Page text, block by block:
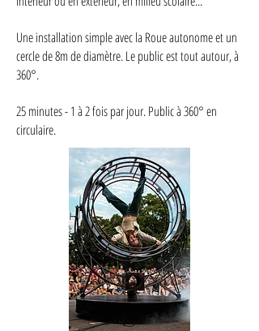
Une installation simple avec la Roue autonome et un
cercle de 8m de diamètre. Le public est tout autour, à
360°.
25 minutes - 1 à 2 fois par jour. Public à 360° en
circulaire.